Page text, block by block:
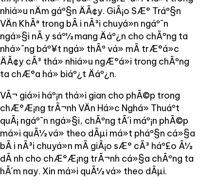
nhiá»u nÄm gáº§n ÄÃ¢y. GiÃ¡o SÆ° Tráº§n
VÄn KhÃª trong bÃ i nÃ³i chuyá»n ngáº¯n
ngá»§i nÃ y sáº½ mang Äáº¿n cho chÃºng ta
nhá»¯ng báº¥t ngá» thÃº vá» mÃ trÆ°á»c
ÄÃ¢y cÃ³ thá» nhiá»u ngÆ°á»i trong chÃºng
ta chÆ°a há» biáº¿t Äáº¿n.
VÃ¬ giá»i háº¡n thá»i gian cho phÃ©p trong
chÆ°Æ¡ng trÃ¬nh VÄn Há»c Nghá» Thuáº­t
quÃ¡ ngáº¯n ngá»§i, chÃºng tÃ´i máº¡n phÃ©p
má»i quÃ½ vá» theo dÃµi má»t pháº§n cá»§a
bÃ i nÃ³i chuyá»n mÃ giÃ¡o sÆ° cÃ³ háº£o Ã½
dÃ nh cho chÆ°Æ¡ng trÃ¬nh cá»§a chÃºng ta
hÃ´m nay. Xin má»i quÃ½ vá» theo dÃµi.